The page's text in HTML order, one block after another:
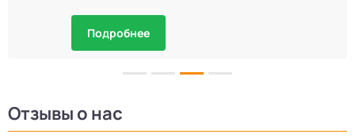
Подробнее
Отзывы о нас